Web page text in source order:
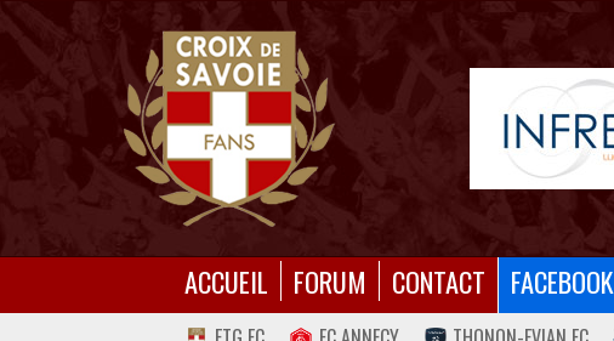
ACCUEIL FORUM CONTACT FACEBOOK